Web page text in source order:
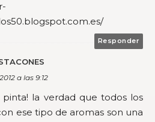
Responder
a las 9:12
pinta! la verdad que todos los
ese tipo de aromas son una